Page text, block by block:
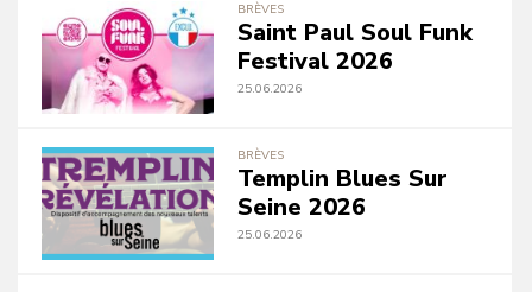
BRÈVES
Saint Paul Soul Funk
Festival 2026
25.06.2026
BRÈVES
Templin Blues Sur
Seine 2026
25.06.2026